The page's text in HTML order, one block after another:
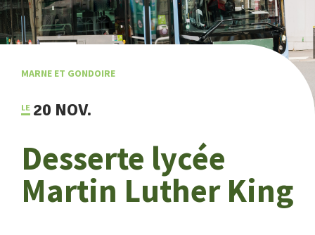
MARNE ET GONDOIRE
20 NOV.
Desserte lycée
Martin Luther King